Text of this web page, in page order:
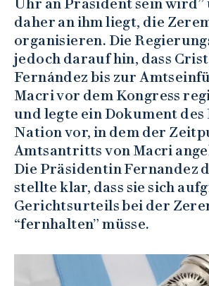
daher an ihm liegt, die
organisieren. Die
jedoch darauf hin, dass
Fernández bis zur
Macri vor dem Kongress
und legte ein Dokument
Nation vor, in dem der
Amtsantritts von Macri
Die Präsidentin Fernandez
stellte klar, dass sie sich
Gerichtsurteils bei der
“fernhalten” müsse.